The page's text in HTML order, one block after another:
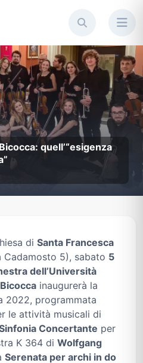
Milano-
quell’“esigenza
di Santa Francesca
Cadamosto 5), sabato 5
dell’Università
inaugurerà la
2022, programmata
le attività musicali di
Concertante per
K 364 di Wolfgang
Serenata per archi in do